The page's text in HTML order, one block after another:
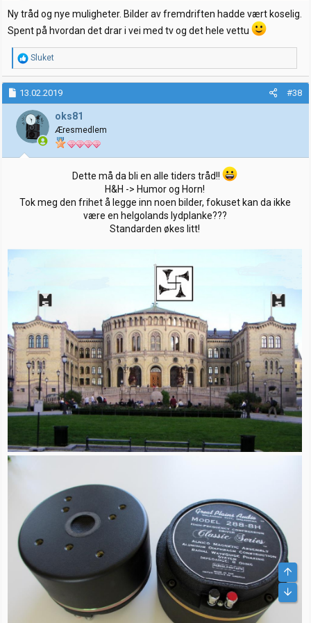
:
Ny tråd og nye muligheter. Bilder av fremdriften hadde vært koselig.
Spent på hvordan det drar i vei med tv og det hele vettu
R
e
a
k
s
j
o
n
e
r
Sluket
13.02.2019 #38
oks81
Æresmedlem
Dette må da bli en alle tiders tråd!!
H&H -> Humor og Horn!
Tok meg den frihet å legge inn noen bilder, fokuset kan da ikke
være en helgolands lydplanke???
Standarden økes litt!